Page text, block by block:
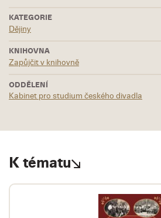
KATEGORIE
Dějiny
KNIHOVNA
Zapůjčit v knihovně
ODDĚLENÍ
Kabinet pro studium českého divadla
K tématu